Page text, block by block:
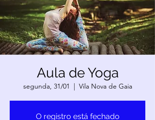
Aula de Yoga
segunda, 31/01
  |
Vila Nova de Gaia
O registro está fechado